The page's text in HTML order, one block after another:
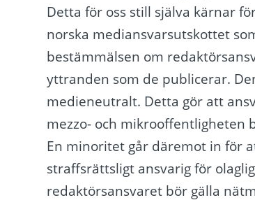
Detta för oss still själva kärnar
norska mediansvarsutskottet
bestämmälsen om
yttranden som de publicerar.
medieneutralt. Detta gör att
mezzo- och mikrooffentligheten
En minoritet går däremot in för
straffsrättsligt ansvarig för
redaktörsansvaret bör gälla